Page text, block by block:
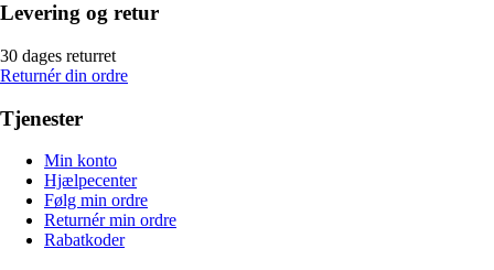
Levering og retur
30 dages returret
Returnér din ordre
Tjenester
Min konto
Hjælpecenter
Følg min ordre
Returnér min ordre
Rabatkoder